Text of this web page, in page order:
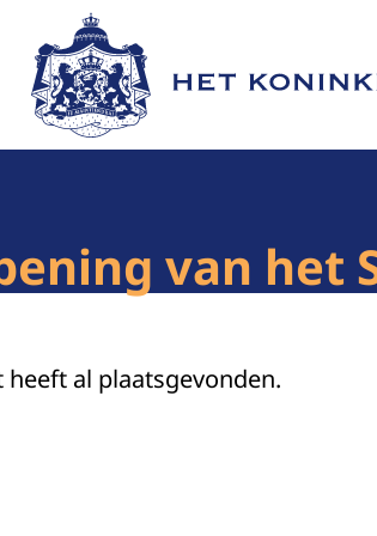
Naar de homepage van Het Koninklijk
van het
heeft al plaatsgevonden.